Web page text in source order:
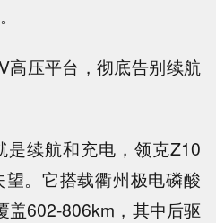
高压平台，彻底告别续航
续航和充电，领克Z10
。它搭载衢州极电磷酸
盖602-806km，其中后驱